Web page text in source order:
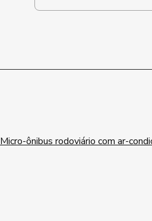
Micro-ônibus rodoviário com ar-